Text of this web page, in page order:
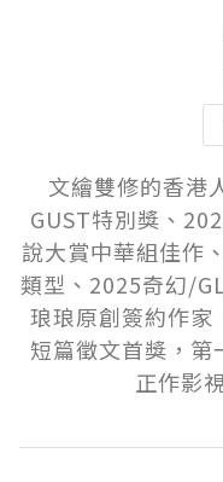
文繪雙修的香港
GUST特別獎、
說大賞中華組佳作
類型、2025奇幻/
琅琅原創簽約作家
短篇徵文首獎，第
正作影